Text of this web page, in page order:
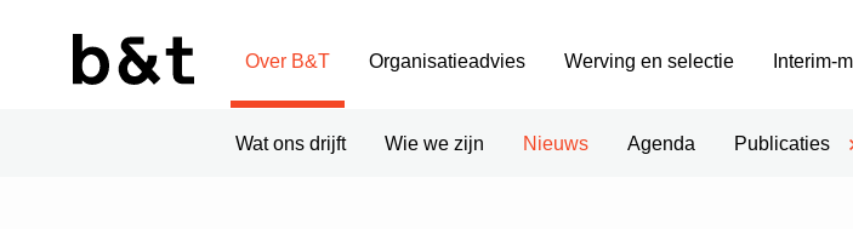
Over B&T
Wat ons drijft Wie we zijn Nieuws Agenda Publicaties
Organisatieadvies Werving en selectie Interim-